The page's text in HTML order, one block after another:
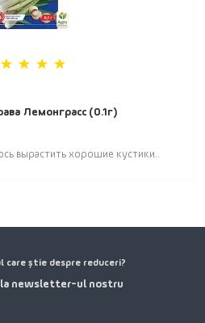
Лемонграсс (0.1г)
вырастить хорошие кустики..
care știe despre reduceri?
newsletter-ul nostru